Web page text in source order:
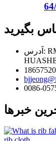
بگیرید
آدرس: RM#19A-1، 18th FL، CHUANSHANG BLDG،
0086-
خبرها